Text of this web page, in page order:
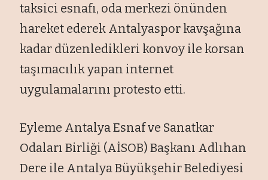
taksici esnafı, oda merkezi önünden
hareket ederek Antalyaspor kavşağına
kadar düzenledikleri konvoy ile korsan
taşımacılık yapan internet
uygulamalarını protesto etti.
Eyleme Antalya Esnaf ve Sanatkar
Odaları Birliği (AİSOB) Başkanı Adlıhan
Dere ile Antalya Büyükşehir Belediyesi